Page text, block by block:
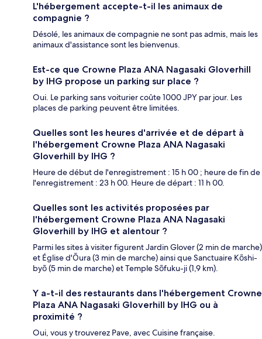
L'hébergement accepte-t-il les animaux de
compagnie ?
Désolé, les animaux de compagnie ne sont pas admis, mais les
animaux d'assistance sont les bienvenus.
Est-ce que Crowne Plaza ANA Nagasaki Gloverhill
by IHG propose un parking sur place ?
Oui. Le parking sans voiturier coûte 1000 JPY par jour. Les
places de parking peuvent être limitées.
Quelles sont les heures d'arrivée et de départ à
l'hébergement Crowne Plaza ANA Nagasaki
Gloverhill by IHG ?
Heure de début de l'enregistrement : 15 h 00 ; heure de fin de
l'enregistrement : 23 h 00. Heure de départ : 11 h 00.
Quelles sont les activités proposées par
l'hébergement Crowne Plaza ANA Nagasaki
Gloverhill by IHG et alentour ?
Parmi les sites à visiter figurent Jardin Glover (2 min de marche)
et Église d'Ōura (3 min de marche) ainsi que Sanctuaire Kōshi-
byō (5 min de marche) et Temple Sōfuku-ji (1,9 km).
Y a-t-il des restaurants dans l'hébergement Crowne
Plaza ANA Nagasaki Gloverhill by IHG ou à
proximité ?
Oui, vous y trouverez Pave, avec Cuisine française.